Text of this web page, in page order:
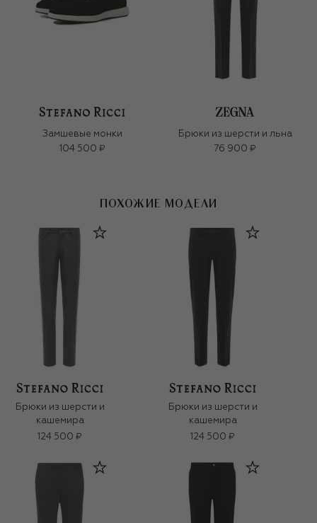
Замшевые монки
104 500 ₽
Брюки из шерсти и льна
76 900 ₽
ПОХОЖИЕ МОДЕЛИ
Брюки из шерсти и
кашемира
124 500 ₽
Брюки из шерсти и
кашемира
124 500 ₽